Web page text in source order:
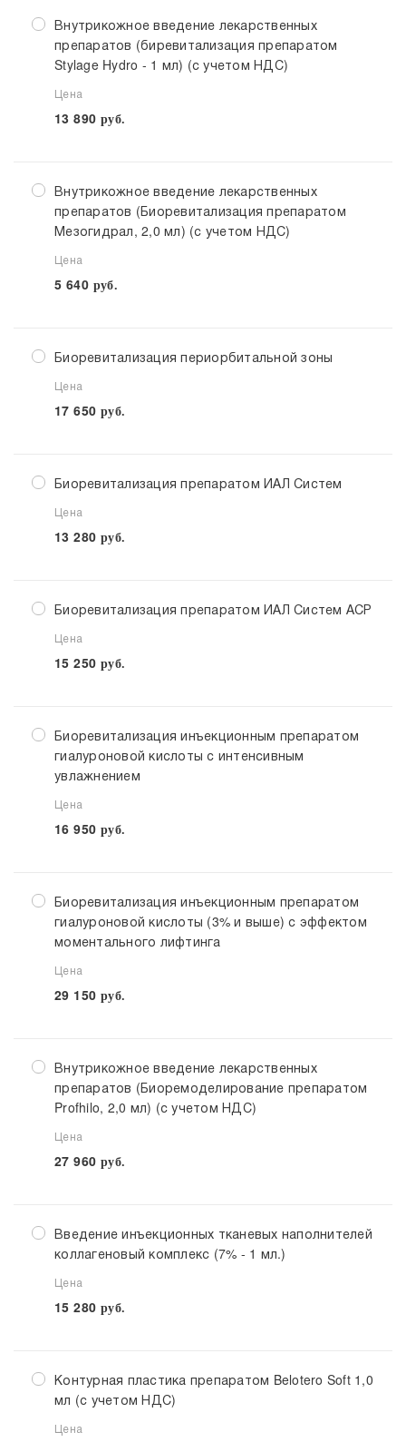
Внутрикожное введение лекарственных
препаратов (биревитализация препаратом
Stylage Hydro - 1 мл) (с учетом НДС)
Цена
13 890 руб.
Внутрикожное введение лекарственных
препаратов (Биоревитализация препаратом
Мезогидрал, 2,0 мл) (с учетом НДС)
Цена
5 640 руб.
Биоревитализация периорбитальной зоны
Цена
17 650 руб.
Биоревитализация препаратом ИАЛ Систем
Цена
13 280 руб.
Биоревитализация препаратом ИАЛ Систем АСР
Цена
15 250 руб.
Биоревитализация инъекционным препаратом
гиалуроновой кислоты с интенсивным
увлажнением
Цена
16 950 руб.
Биоревитализация инъекционным препаратом
гиалуроновой кислоты (3% и выше) с эффектом
моментального лифтинга
Цена
29 150 руб.
Внутрикожное введение лекарственных
препаратов (Биоремоделирование препаратом
Profhilo, 2,0 мл) (с учетом НДС)
Цена
27 960 руб.
Введение инъекционных тканевых наполнителей
коллагеновый комплекс (7% - 1 мл.)
Цена
15 280 руб.
Контурная пластика препаратом Belotero Soft 1,0
мл (с учетом НДС)
Цена